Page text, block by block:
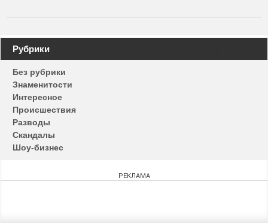
Навигация
по
записям
Рубрики
Без рубрики
Знаменитости
Интересное
Происшествия
Разводы
Скандалы
Шоу-бизнес
РЕКЛАМА